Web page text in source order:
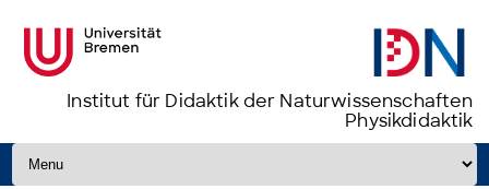
Institut für Didaktik der Naturwissenschaften
Physikdidaktik
Zum Inhalt springen